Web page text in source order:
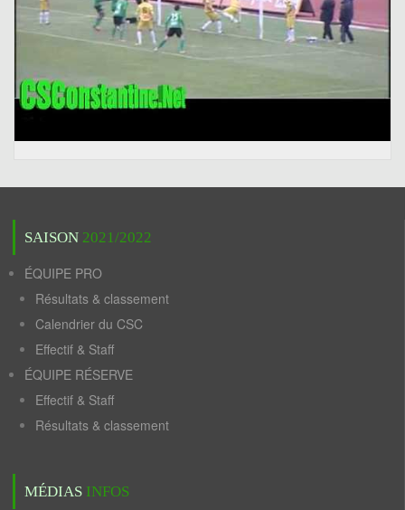
SAISON 2021/2022
ÉQUIPE PRO
Résultats & classement
Calendrier du CSC
Effectif & Staff
ÉQUIPE RÉSERVE
Effectif & Staff
Résultats & classement
MÉDIAS INFOS